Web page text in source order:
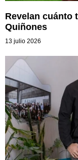
Revelan cuánto
Quiñones
13 julio 2026